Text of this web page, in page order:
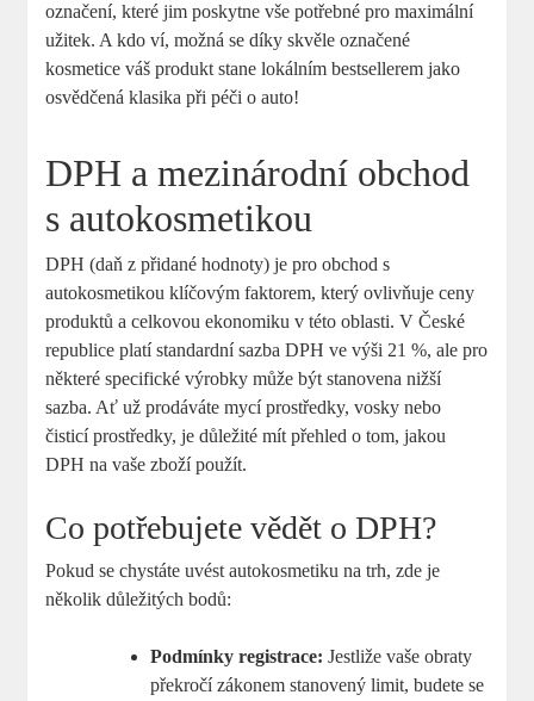
označení, které jim poskytne ‌vše potřebné pro maximální
užitek. ‌A ​kdo ví, možná se díky skvěle označené
kosmetice váš produkt stane lokálním bestsellerem jako
osvědčená klasika při ‍péči ⁤o auto!
DPH a mezinárodní obchod‌
s autokosmetikou
DPH (daň z přidané hodnoty) je pro​ obchod s
autokosmetikou klíčovým‌ faktorem, který ovlivňuje ceny
produktů a celkovou ekonomiku v této oblasti. V České
republice platí​ standardní sazba ⁣DPH ve výši 21 %, ‌ale pro
⁢některé ⁢specifické výrobky může být stanovena nižší
sazba. Ať už‍ prodáváte ⁢mycí prostředky, vosky nebo
čisticí​ prostředky, je⁢ důležité ⁣mít přehled o tom, jakou
DPH na vaše‍ zboží použít.
Co ‍potřebujete ‌vědět o DPH?
Pokud se chystáte uvést autokosmetiku na trh, ⁢zde​ je
několik důležitých bodů:
Podmínky registrace: Jestliže vaše⁣ obraty
překročí zákonem stanovený limit, budete ‌se